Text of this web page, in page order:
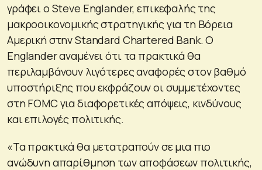
γράφει ο Steve Englander, επικεφαλής της
μακροοικονομικής στρατηγικής για τη Βόρεια
Αμερική στην Standard Chartered Bank. Ο
Englander αναμένει ότι τα πρακτικά θα
περιλαμβάνουν λιγότερες αναφορές στον βαθμό
υποστήριξης που εκφράζουν οι συμμετέχοντες
στη FOMC για διαφορετικές απόψεις, κινδύνους
και επιλογές πολιτικής.
«Τα πρακτικά θα μετατραπούν σε μια πιο
ανώδυνη απαρίθμηση των αποφάσεων πολιτικής,